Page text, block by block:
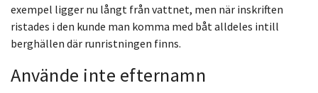
exempel ligger nu långt från vattnet, men när inskriften
ristades i den kunde man komma med båt alldeles intill
berghällen där runristningen finns.
Använde inte efternamn